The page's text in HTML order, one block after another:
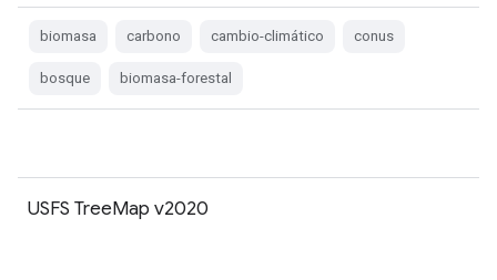
biomasa carbono cambio-climático conus
bosque biomasa-forestal
USFS TreeMap v2020